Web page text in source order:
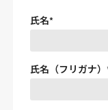
氏名
氏名（フリガナ）